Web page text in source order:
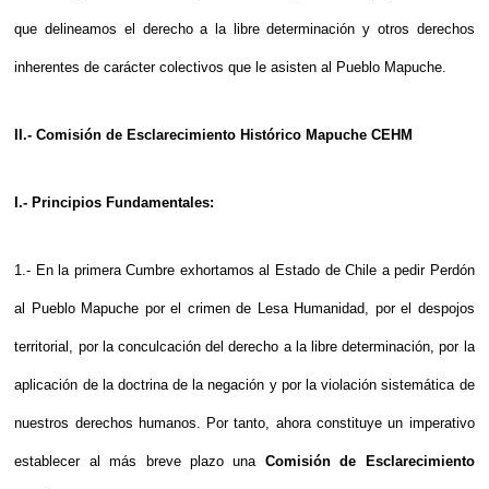
que delineamos el derecho a la libre determinación y otros derechos
inherentes de carácter colectivos que le asisten al Pueblo Mapuche.
II.- Comisión de Esclarecimiento Histórico Mapuche CEHM
I.- Principios Fundamentales:
1.- En la primera Cumbre exhortamos al Estado de Chile a pedir Perdón
al Pueblo Mapuche por el crimen de Lesa Humanidad, por el despojos
territorial, por la conculcación del derecho a la libre determinación, por la
aplicación de la doctrina de la negación y por la violación sistemática de
nuestros derechos humanos. Por tanto, ahora constituye un imperativo
establecer al más breve plazo una Comisión de Esclarecimiento